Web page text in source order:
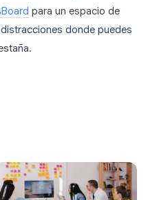
para un espacio de
donde puedes